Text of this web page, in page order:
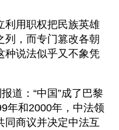
利用职权把民族英雄
列，而专门篡改各朝
种说法似乎又不象凭
道：“中国”成了巴黎
年和2000年，中法领
同商议并决定中法互